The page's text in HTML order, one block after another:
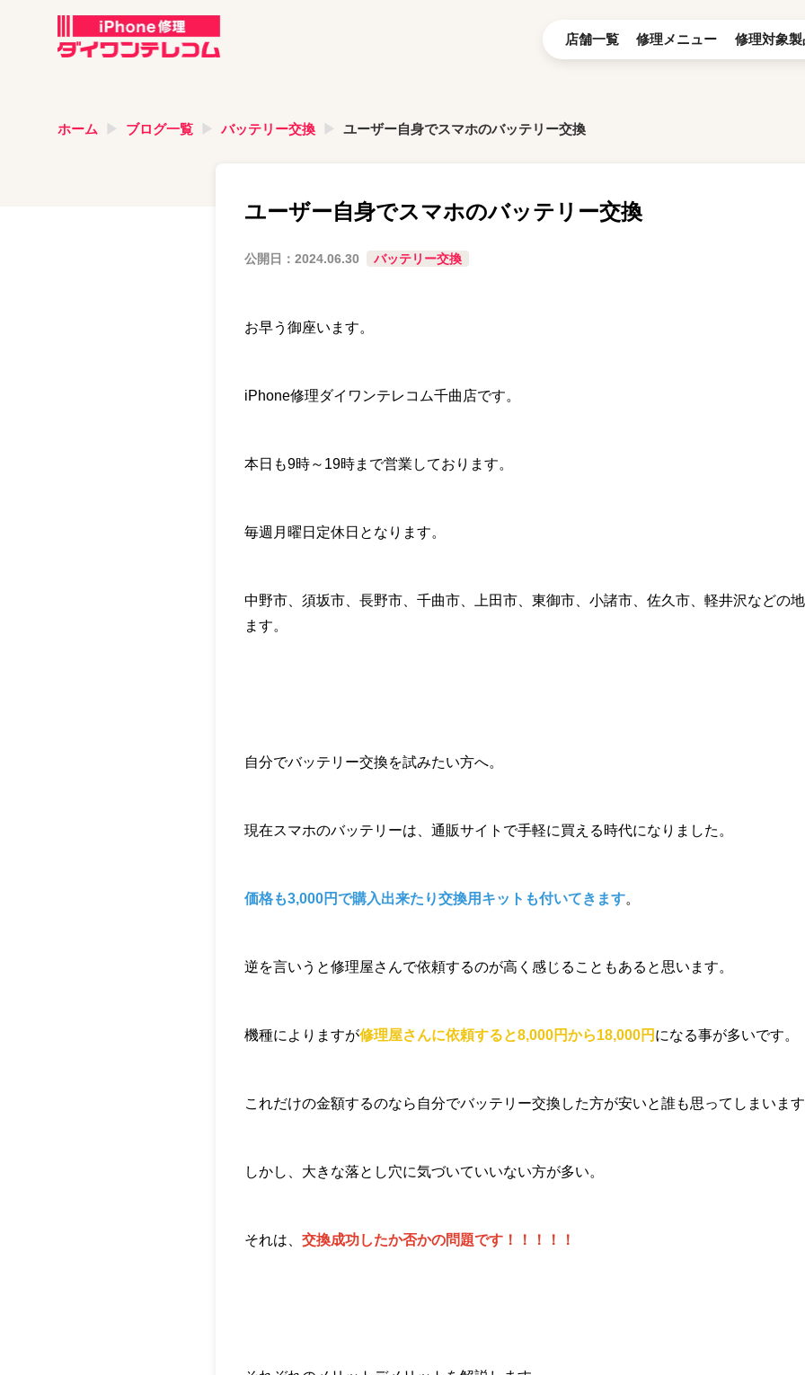
店舗一覧 修理メニュー 修理対象製
ホーム ブログ一覧 バッテリー交換 ユーザー自身でスマホのバッテリー交換
ユーザー自身でスマホのバッテリー交換
公開日： 2024.06.30 バッテリー交換
お早う御座います。
iPhone修理ダイワンテレコム千曲店です。
本日も9時～19時まで営業しております。
毎週月曜日定休日となります。
中野市、須坂市、長野市、千曲市、上田市、東御市、小諸市、佐久市、軽井沢などの
ます。
自分でバッテリー交換を試みたい方へ。
現在スマホのバッテリーは、通販サイトで手軽に買える時代になりました。
価格も3,000円で購入出来たり交換用キットも付いてきます。
逆を言いうと修理屋さんで依頼するのが高く感じることもあると思います。
機種によりますが修理屋さんに依頼すると8,000円から18,000円 になる事が多いです。
これだけの金額するのなら自分でバッテリー交換した方が安いと誰も思ってしまいま
しかし、大きな落とし穴に気づいていいない方が多い。
それは、 交換成功したか否かの問題です！！！！！